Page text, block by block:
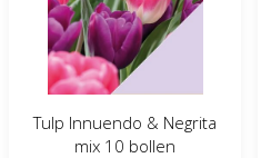
Tulp Innuendo & Negrita
mix 10 bollen